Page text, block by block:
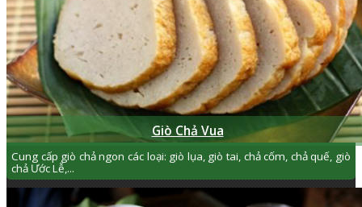
Giò Chả Vua
Cung cấp giò chả ngon các loại: giò lụa, giò tai, chả cốm, chả quế, giò
chả Ước Lễ,...